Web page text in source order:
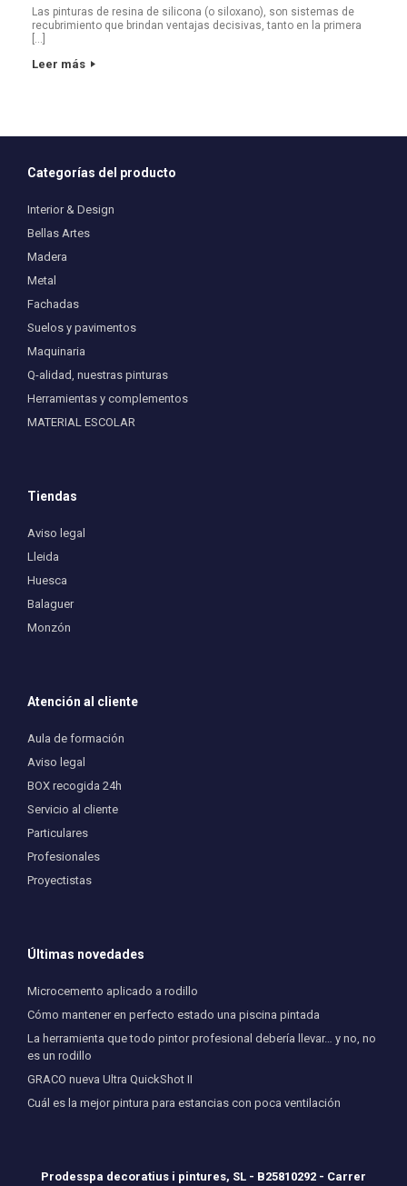
Las pinturas de resina de silicona (o siloxano), son sistemas de
recubrimiento que brindan ventajas decisivas, tanto en la primera
[…]
Leer más
Categorías del producto
Interior & Design
Bellas Artes
Madera
Metal
Fachadas
Suelos y pavimentos
Maquinaria
Q-alidad, nuestras pinturas
Herramientas y complementos
MATERIAL ESCOLAR
Tiendas
Aviso legal
Lleida
Huesca
Balaguer
Monzón
Atención al cliente
Aula de formación
Aviso legal
BOX recogida 24h
Servicio al cliente
Particulares
Profesionales
Proyectistas
Últimas novedades
Microcemento aplicado a rodillo
Cómo mantener en perfecto estado una piscina pintada
La herramienta que todo pintor profesional debería llevar… y no, no
es un rodillo
GRACO nueva Ultra QuickShot II
Cuál es la mejor pintura para estancias con poca ventilación
Prodesspa decoratius i pintures, SL - B25810292 - Carrer